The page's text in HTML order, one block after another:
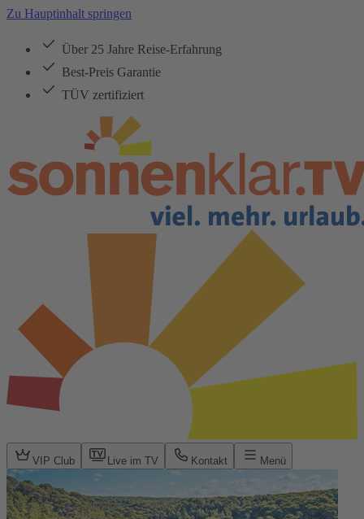
Zu Hauptinhalt springen
Über 25 Jahre Reise-Erfahrung
Best-Preis Garantie
TÜV zertifiziert
VIP Club Live im TV Kontakt Menü